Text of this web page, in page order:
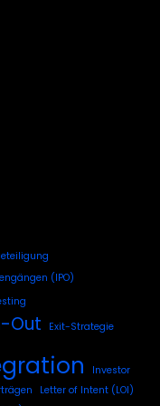
(IPO)
Out
Exit-Strategie
Investor
Letter of Intent (LOI)